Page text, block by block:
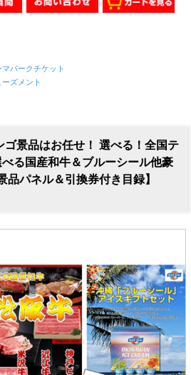
パークチケット
ズメント
ゴ景品はお任せ！ 選べる！全国テ
る国産和牛＆ブルーシール他豪
品パネル＆引換券付き目録】